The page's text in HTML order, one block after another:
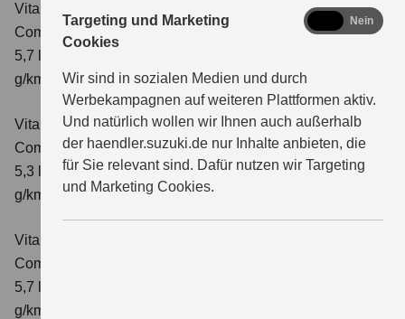
Targeting und Marketing
Cookies
Wir sind in sozialen Medien und durch
Werbekampagnen auf weiteren Plattformen aktiv.
Und natürlich wollen wir Ihnen auch außerhalb
der haendler.suzuki.de nur Inhalte anbieten, die
für Sie relevant sind. Dafür nutzen wir Targeting
und Marketing Cookies.
marketing
Nein
Vitara 1.4 BOOSTERJET HYBRID AT
Comfort
Verbrauchswerte: kombinierter Energieverbrauch
5,7 l/100 km; kombinierter Wert der CO₂-Emission: 129
g/km; CO₂-Klasse: D
Vitara 1.4 BOOSTERJET HYBRID
Comfort+Verbrauchswerte: kombinierter Energieverbrauch
5,3 l/100km; kombinierter Wert der CO₂-Emission: 120
g/km; CO₂-Klasse: D
Vitara 1.4 BOOSTERJET HYBRID AT
Comfort+
5,7 l/100km; kombinierter Wert der CO₂-Emission: 130
g/km; CO₂-Klasse: D